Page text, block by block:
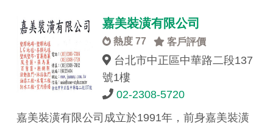
嘉美裝潢有限公司
熱度 77 客戶評價
台北市中正區中華路二段137
號1樓
02-2308-5720
嘉美裝潢有限公司成立於1991年，前身嘉美裝潢